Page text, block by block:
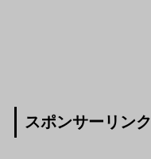
スポンサーリンク